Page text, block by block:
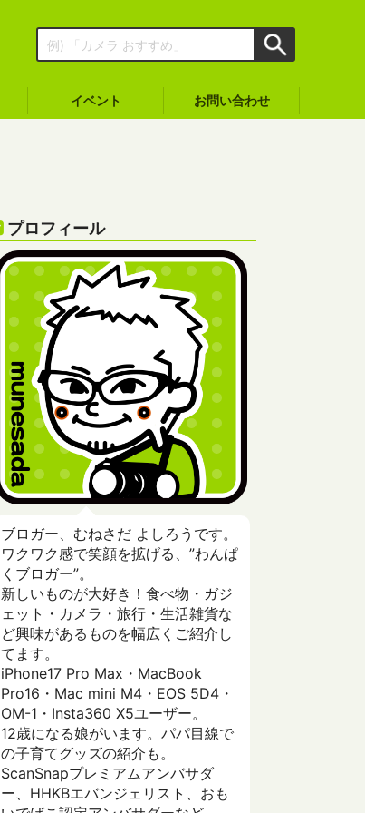
イベント お問い合わせ
プロフィール
ブロガー、むねさだ よしろうです。
ワクワク感で笑顔を拡げる、”わんぱ
くブロガー”。
新しいものが大好き！食べ物・ガジ
ェット・カメラ・旅行・生活雑貨な
ど興味があるものを幅広くご紹介し
てます。
iPhone17 Pro Max・MacBook
Pro16・Mac mini M4・EOS 5D4・
OM-1・Insta360 X5ユーザー。
12歳になる娘がいます。パパ目線で
の子育てグッズの紹介も。
ScanSnapプレミアムアンバサダ
ー、HHKBエバンジェリスト、おも